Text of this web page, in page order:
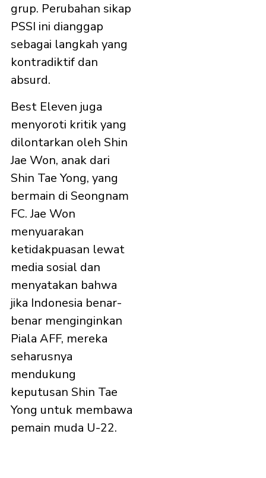
grup. Perubahan sikap
PSSI ini dianggap
sebagai langkah yang
kontradiktif dan
absurd.
Best Eleven juga
menyoroti kritik yang
dilontarkan oleh Shin
Jae Won, anak dari
Shin Tae Yong, yang
bermain di Seongnam
FC. Jae Won
menyuarakan
ketidakpuasan lewat
media sosial dan
menyatakan bahwa
jika Indonesia benar-
benar menginginkan
Piala AFF, mereka
seharusnya
mendukung
keputusan Shin Tae
Yong untuk membawa
pemain muda U-22.